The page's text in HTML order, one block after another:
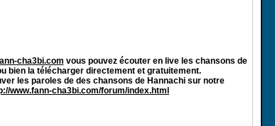
cha3bi.com vous pouvez écouter en live les chansons de
bien la télécharger directement et gratuitement.
les paroles de des chansons de Hannachi sur notre
www.fann-cha3bi.com/forum/index.html